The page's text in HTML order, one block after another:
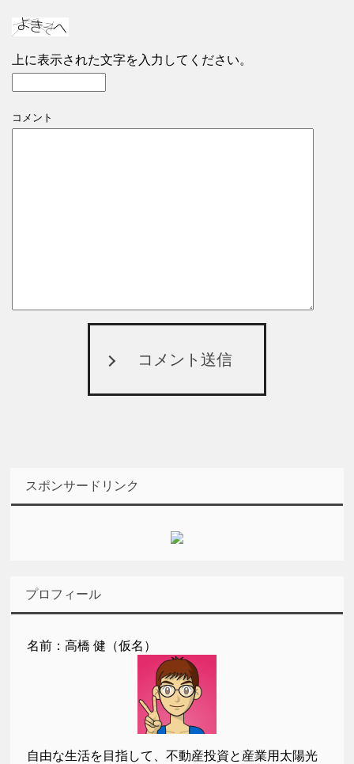
上に表示された文字を入力してください。
コメント
コメント送信
スポンサードリンク
プロフィール
名前：高橋 健（仮名）
自由な生活を目指して、不動産投資と産業用太陽光